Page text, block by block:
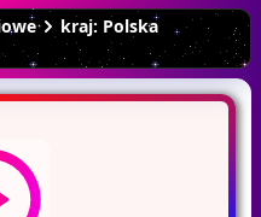
kraj: Polska